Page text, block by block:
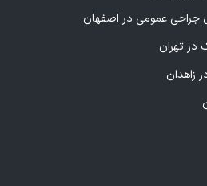
عمومی در اصفهان
در تهران
زاهدان